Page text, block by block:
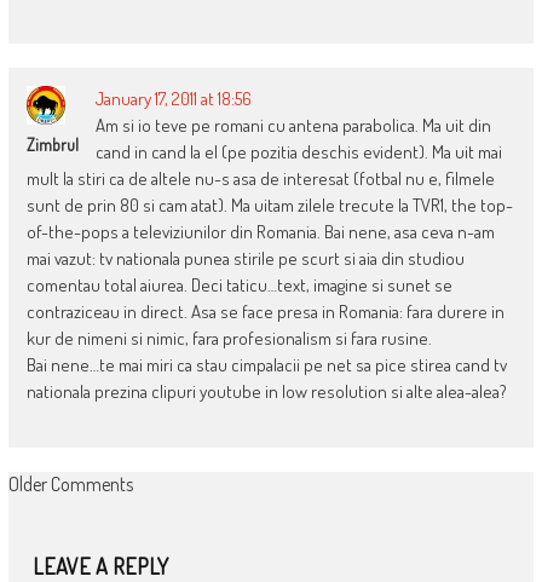
Zimbrul
January 17, 2011 at 18:56
Am si io teve pe romani cu antena parabolica. Ma uit din
cand in cand la el (pe pozitia deschis evident). Ma uit mai
mult la stiri ca de altele nu-s asa de interesat (fotbal nu e, filmele
sunt de prin 80 si cam atat). Ma uitam zilele trecute la TVR1, the top-
of-the-pops a televiziunilor din Romania. Bai nene, asa ceva n-am
mai vazut: tv nationala punea stirile pe scurt si aia din studiou
comentau total aiurea. Deci taticu…text, imagine si sunet se
contraziceau in direct. Asa se face presa in Romania: fara durere in
kur de nimeni si nimic, fara profesionalism si fara rusine.
Bai nene…te mai miri ca stau cimpalacii pe net sa pice stirea cand tv
nationala prezina clipuri youtube in low resolution si alte alea-alea?
COMMENT
Older Comments
LEAVE A REPLY